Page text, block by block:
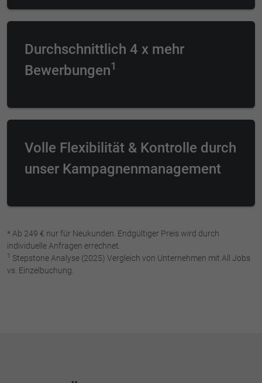
Durchschnittlich 4 x mehr
Bewerbungen1
Volle Flexibilität & Kontrolle durch
unser Kampagnen­management
* Ab 249 € nur für Neukunden. Endgültiger Preis wird durch
individuelle Anfragen errechnet.
1 Stepstone Analyse (2025) Vergleich von Unternehmen mit All Jobs
vs. Einzelbuchung.